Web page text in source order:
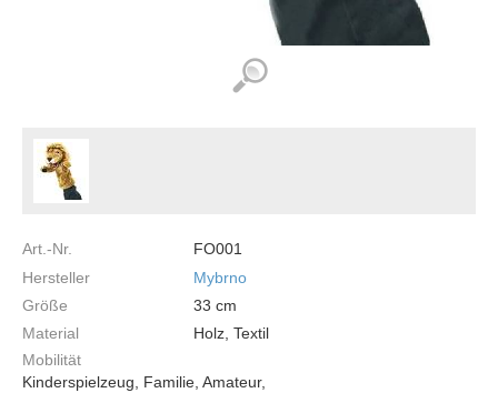
Art.-Nr.
FO001
Hersteller
Mybrno
Größe
33 cm
Material
Holz, Textil
Mobilität
Kinderspielzeug, Familie, Amateur,